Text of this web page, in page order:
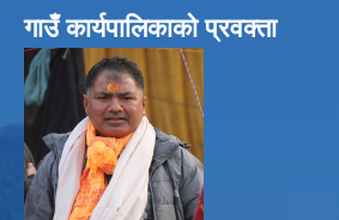
गाउँ कार्यपालिकाको प्रवक्ता